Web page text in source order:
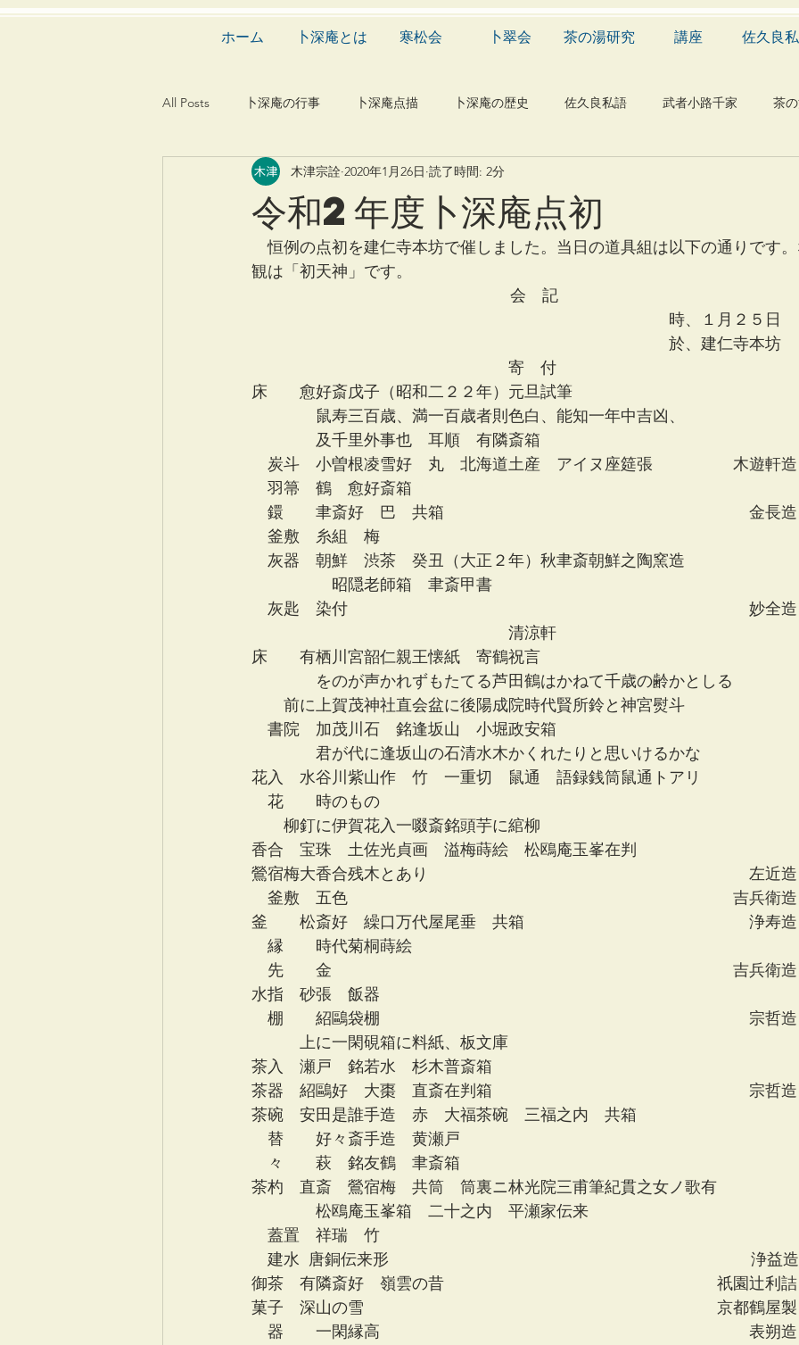
ホーム 卜深庵とは 寒松会 卜翠会 茶の湯研究 講座 佐久良
All Posts 卜深庵の行事 卜深庵点描 卜深庵の歴史 佐久良私語 武者小路千家 茶
漢詩 俳諧 文学 有職 民俗
建築 造園 動物 植物 自然科学 音楽 メディア blog
令和2年度卜深庵点初
木津宗詮 2020年1月26日 読了時間: 2分
恒例の点初を建仁寺本坊で催しました。当日の道具組は以下の通りです
観は「初天神」です。
    　　　　　　　　　　　　　　　会　記
時、１月２５日
於、建仁寺本坊
寄　付
床　　愈好斎戊子（昭和二２２年）元旦試筆
鼠寿三百歳、満一百歳者則色白、能知一年中吉凶、
及千里外事也　耳順　有隣斎箱
炭斗　小曽根凌雪好　丸　北海道土産　アイヌ座筵張　　　　　木遊軒造
羽箒　鶴　愈好斎箱
鐶　　聿斎好　巴　共箱　　　　　　　　　　　　　　　　　　　金長造
釜敷　糸組　梅
灰器　朝鮮　渋茶　癸丑（大正２年）秋聿斎朝鮮之陶窯造
昭隠老師箱　聿斎甲書
灰匙　染付　　　　　　　　　　　　　　　　　　　　　　　　　妙全造
清涼軒
床　　有栖川宮韶仁親王懐紙　寄鶴祝言
をのが声かれずもたてる芦田鶴はかねて千歳の齢かとしる
前に上賀茂神社直会盆に後陽成院時代賢所鈴と神宮熨斗
書院　加茂川石　銘逢坂山　小堀政安箱
君が代に逢坂山の石清水木かくれたりと思いけるかな
花入　水谷川紫山作　竹　一重切　鼠通　語録銭筒鼠通トアリ
花　　時のもの
柳釘に伊賀花入一啜斎銘頭芋に綰柳
香合　宝珠　土佐光貞画　溢梅蒔絵　松鴎庵玉峯在判
鶯宿梅大香合残木とあり　　　　　　　　　　　　　　　　　　　　左近造
釜敷　五色　　　　　　　　　　　　　　　　　　　　　　　　吉兵衛造
釜　　松斎好　繰口万代屋尾垂　共箱　　　　　　　　　　　　　　浄寿造
縁　　時代菊桐蒔絵
先　　金　　　　　　　　　　　　　　　　　　　　　　　　　吉兵衛造
水指　砂張　飯器
棚　　紹鷗袋棚　　　　　　　　　　　　　　　　　　　　　　　宗哲造
上に一閑硯箱に料紙、板文庫
茶入　瀬戸　銘若水　杉木普斎箱
茶器　紹鷗好　大棗　直斎在判箱　　　　　　　　　　　　　　　　宗哲造
茶碗　安田是誰手造　赤　大福茶碗　三福之
替　　好々斎手造　黄瀬戸
々　　萩　銘友鶴　聿斎箱
茶杓　直斎　鶯宿梅　共筒　筒裏ニ林光院三甫筆紀貫之女ノ歌有
松鴎庵玉峯箱　二十之内　平瀬家伝来
蓋置　祥瑞　竹
建水  唐銅伝来形　　　　　　　　　　　　　　　　　　　　　　  浄益造
御茶　有隣斎好　嶺雲の昔　　　　　　　　　　　　　　　　　祇園辻利詰
菓子　深山の雪　　　　　　　　　　　　　　　　　　　　　　京都鶴屋製
器　　一閑縁高　　　　　　　　　　　　　　　　　　　　　　　表朔造